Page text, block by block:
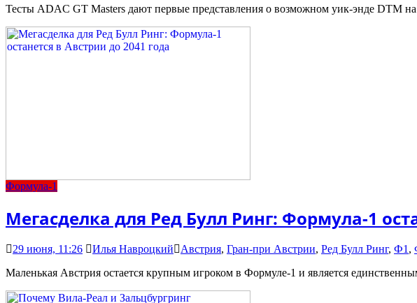
Тесты ADAC GT Masters дают первые представления о возможном уик-энде DTM
Формула-1
Мегасделка для Ред Булл Ринг: Формула-1
29 июня, 11:26 Илья Навроцкий Австрия, Гран-при Австрии, Ред Булл Ринг, Ф1,
Маленькая Австрия остается крупным игроком в Формуле-1 и является